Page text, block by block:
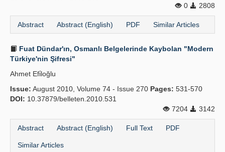
0
2808
Abstract Abstract (English) PDF Similar Articles
Fuat Dündar'ın, Osmanlı Belgelerinde Kaybolan "Modern
Türkiye'nin Şifresi"
Ahmet Efi̇loğlu
Issue: August 2010, Volume 74 - Issue 270 Pages: 531-570
DOI: 10.37879/belleten.2010.531
7204
3142
Abstract Abstract (English) Full Text PDF
Similar Articles